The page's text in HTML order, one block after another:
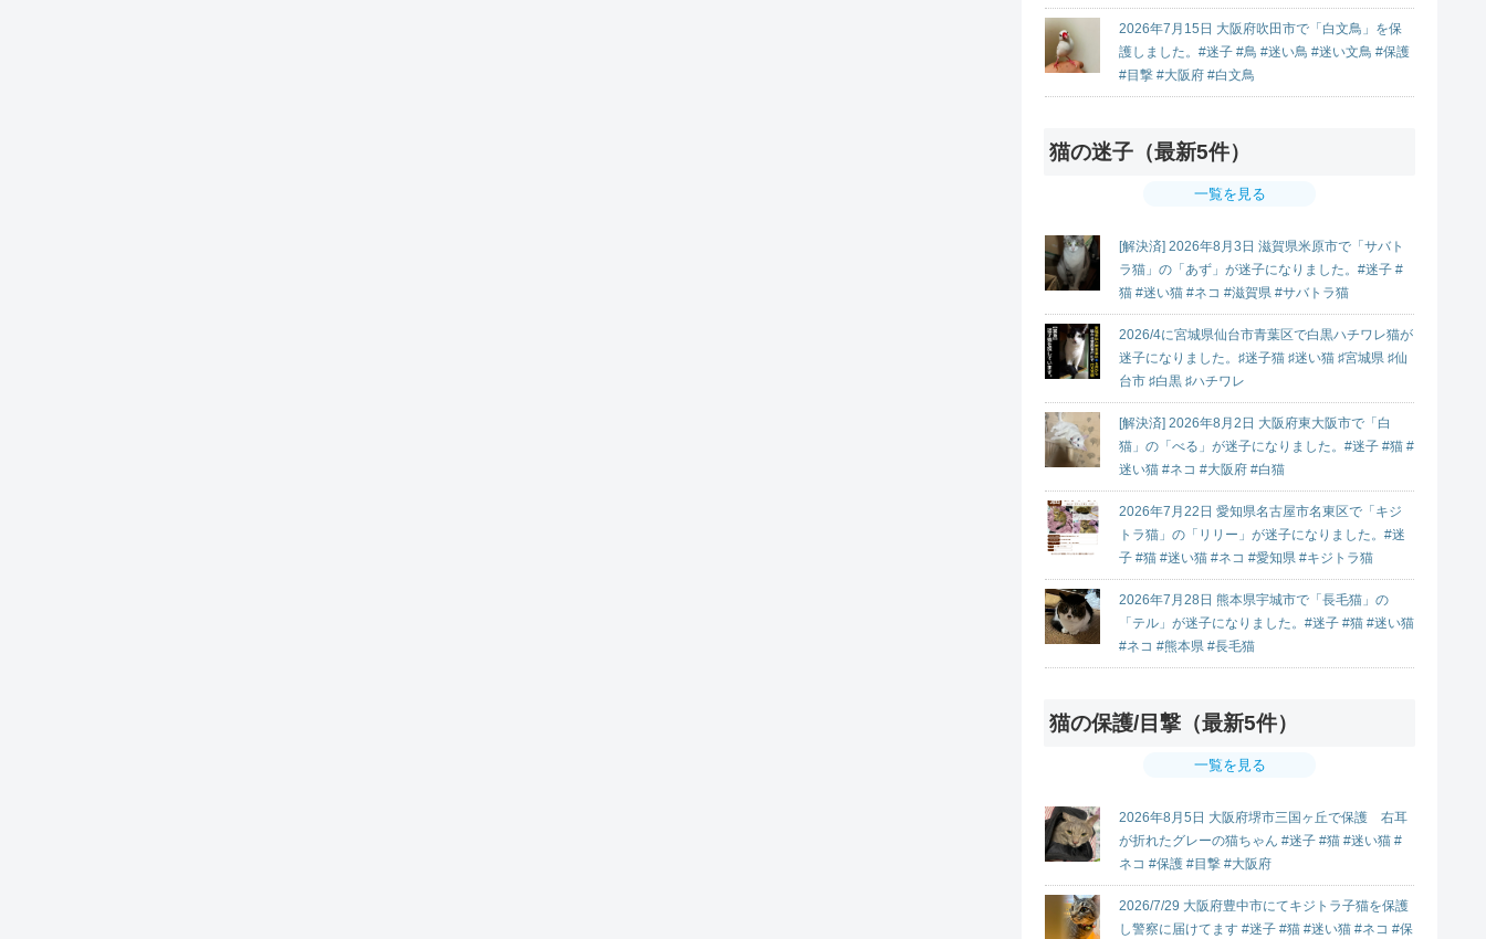
2026年7月15日 大阪府吹田市で「白文鳥」を保
護しました。#迷子 #鳥 #迷い鳥 #迷い文鳥 #保護
#目撃 #大阪府 #白文鳥
猫の迷子（最新5件）
一覧を見る
[解決済] 2026年8月3日 滋賀県米原市で「サバト
ラ猫」の「あず」が迷子になりました。#迷子 #
猫 #迷い猫 #ネコ #滋賀県 #サバトラ猫
2026/4に宮城県仙台市青葉区で白黒ハチワレ猫が
迷子になりました。♯迷子猫 ♯迷い猫 ♯宮城県 ♯仙
台市 ♯白黒 ♯ハチワレ
[解決済] 2026年8月2日 大阪府東大阪市で「白
猫」の「べる」が迷子になりました。#迷子 #猫 #
迷い猫 #ネコ #大阪府 #白猫
2026年7月22日 愛知県名古屋市名東区で「キジ
トラ猫」の「リリー」が迷子になりました。#迷
子 #猫 #迷い猫 #ネコ #愛知県 #キジトラ猫
2026年7月28日 熊本県宇城市で「長毛猫」の
「テル」が迷子になりました。#迷子 #猫 #迷い猫
#ネコ #熊本県 #長毛猫
猫の保護/目撃（最新5件）
一覧を見る
2026年8月5日 大阪府堺市三国ヶ丘で保護 右耳
が折れたグレーの猫ちゃん #迷子 #猫 #迷い猫 #
ネコ #保護 #目撃 #大阪府
2026/7/29 大阪府豊中市にてキジトラ子猫を保護
し警察に届けてます #迷子 #猫 #迷い猫 #ネコ #保